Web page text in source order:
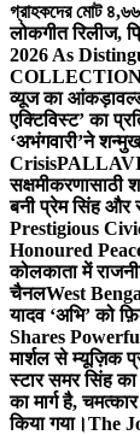
গ্রাহকদের মোট
लोकगीत रिलीज,
2026 As
COLLECTION
व्यूज का आंकड़ा
एक्टिविस्ट’ का
‘अभंगवारी’ने
CrisisPALLAVI
सक्षमीकरणासाठी
बनी प्रेम सिंह और
Prestigious
Honoured
कोलकाता में
चैनलWest
यादव ‘अभि’ को
Shares
मार्शल से म्यूज़िक
स्टार समर सिंह
का मार्ग है,
किया गया।The